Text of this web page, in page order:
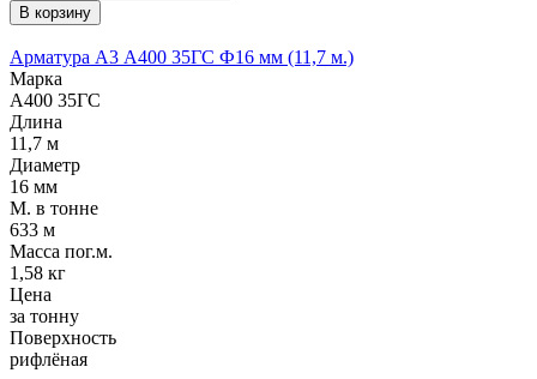
В корзину
Арматура А3 А400 35ГС Ф16 мм (11,7 м.)
Марка
А400 35ГС
Длина
11,7 м
Диаметр
16 мм
М. в тонне
633 м
Масса пог.м.
1,58 кг
Цена
за тонну
Поверхность
рифлёная